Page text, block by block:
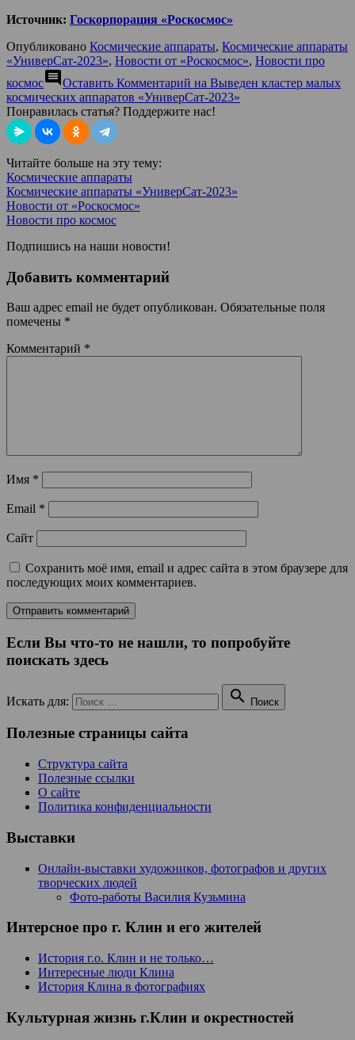
Источник: Госкорпорация «Роскосмос»
Опубликовано Космические аппараты, Космические аппараты
«УниверСат-2023», Новости от «Роскосмос», Новости про
космосcomment Оставить Комментарий на Выведен кластер малых
космических аппаратов «УниверСат-2023»
Понравилась статья? Поддержите нас!
Читайте больше на эту тему:
Космические аппараты
Космические аппараты «УниверСат-2023»
Новости от «Роскосмос»
Новости про космос
Подпишись на наши новости!
Добавить комментарий
Ваш адрес email не будет опубликован. Обязательные поля
помечены *
Комментарий *
Имя *
Email *
Сайт
Сохранить моё имя, email и адрес сайта в этом браузере для
последующих моих комментариев.
Если Вы что-то не нашли, то попробуйте
поискать здесь
Искать для:  Поиск
Полезные страницы сайта
Структура сайта
Полезные ссылки
О сайте
Политика конфиденциальности
Выставки
Онлайн-выставки художников, фотографов и других
творческих людей
Фото-работы Василия Кузьмина
Интерсное про г. Клин и его жителей
История г.о. Клин и не только…
Интересные люди Клина
История Клина в фотографиях
Культурная жизнь г.Клин и окрестностей